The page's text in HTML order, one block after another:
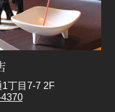
丁目7-7 2F